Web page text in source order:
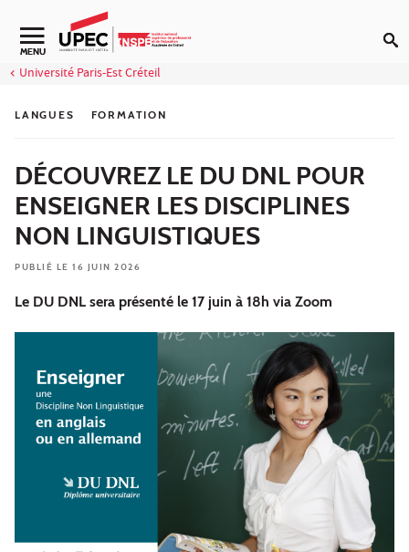
Aller au contenu
Navigation secondaire
MENU
Université Paris-Est Créteil
LANGUES FORMATION
DÉCOUVREZ LE DU DNL POUR
ENSEIGNER LES DISCIPLINES
NON LINGUISTIQUES
PUBLIÉ LE 16 JUIN 2026
Le DU DNL sera présenté le 17 juin à 18h via Zoom